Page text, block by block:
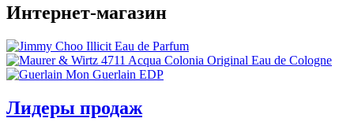
Antonio Banderas
Armaf
Armand Basi
Atelier Cologne
Badgley Mischka
Интернет-магазин
Лидеры продаж